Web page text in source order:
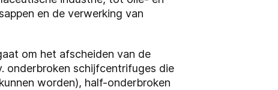
en de verwerking van
om het afscheiden van de
onderbroken schijfcentrifuges die
worden), half-onderbroken